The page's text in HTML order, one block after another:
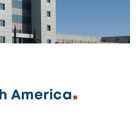
America